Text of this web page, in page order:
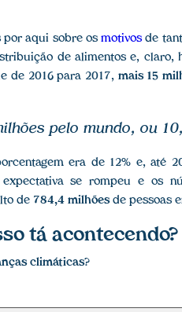
por aqui sobre os motivos de
de alimentos e, claro,
de 2016 para 2017, mais 15
pelo mundo, ou
era de 12% e, até
se rompeu e os
de 784,4 milhõesde pessoas
tá acontecendo?
climáticas?